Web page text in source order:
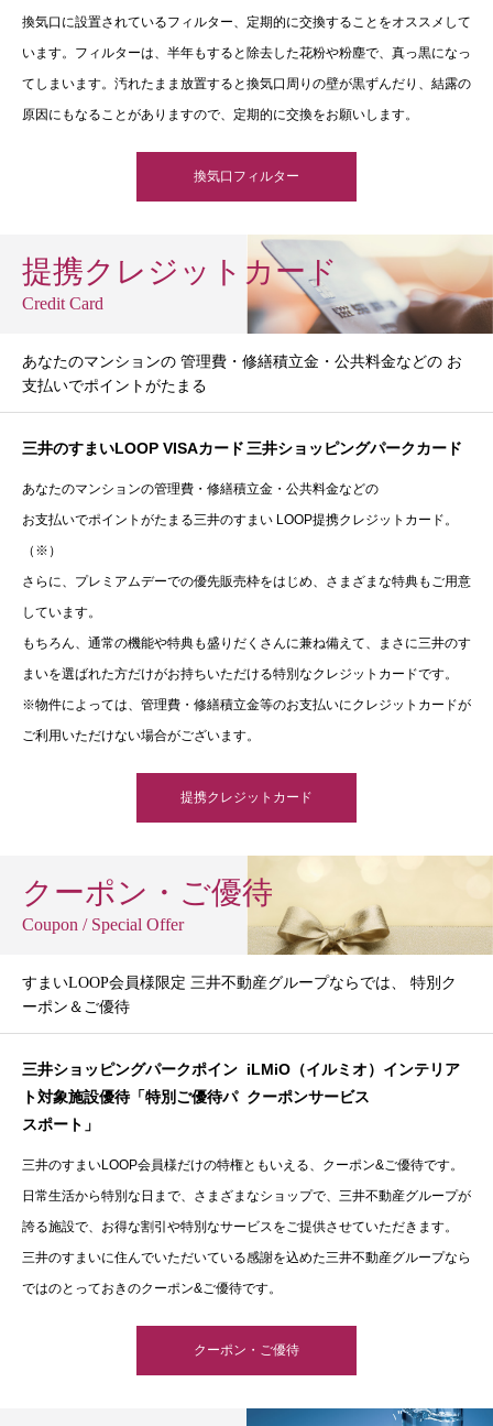
換気口に設置されているフィルター、定期的に交換することをオススメして
います。フィルターは、半年もすると除去した花粉や粉塵で、真っ黒になっ
てしまいます。汚れたまま放置すると換気口周りの壁が黒ずんだり、結露の
原因にもなることがありますので、定期的に交換をお願いします。
換気口フィルター
提携クレジットカード
Credit Card
あなたのマンションの 管理費・修繕積立金・公共料金などの お
支払いでポイントがたまる
三井のすまいLOOP VISAカード 三井ショッピングパークカード
あなたのマンションの管理費・修繕積立金・公共料金などの
お支払いでポイントがたまる三井のすまい LOOP提携クレジットカード。
（※）
さらに、プレミアムデーでの優先販売枠をはじめ、さまざまな特典もご用意
しています。
もちろん、通常の機能や特典も盛りだくさんに兼ね備えて、まさに三井のす
まいを選ばれた方だけがお持ちいただける特別なクレジットカードです。
※物件によっては、管理費・修繕積立金等のお支払いにクレジットカードが
ご利用いただけない場合がございます。
提携クレジットカード
クーポン・ご優待
Coupon / Special Offer
すまいLOOP会員様限定 三井不動産グループならでは、 特別ク
ーポン＆ご優待
三井ショッピングパークポイン
ト対象施設優待「特別ご優待パ
スポート」
iLMiO（イルミオ）インテリア
クーポンサービス
三井のすまいLOOP会員様だけの特権ともいえる、クーポン&ご優待です。
日常生活から特別な日まで、さまざまなショップで、三井不動産グループが
誇る施設で、お得な割引や特別なサービスをご提供させていただきます。
三井のすまいに住んでいただいている感謝を込めた三井不動産グループなら
ではのとっておきのクーポン&ご優待です。
クーポン・ご優待